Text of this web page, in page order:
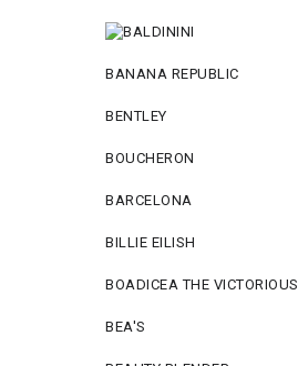
BANANA REPUBLIC
BENTLEY
BOUCHERON
BARCELONA
BILLIE EILISH
BOADICEA THE VICTORIOUS
BEA'S